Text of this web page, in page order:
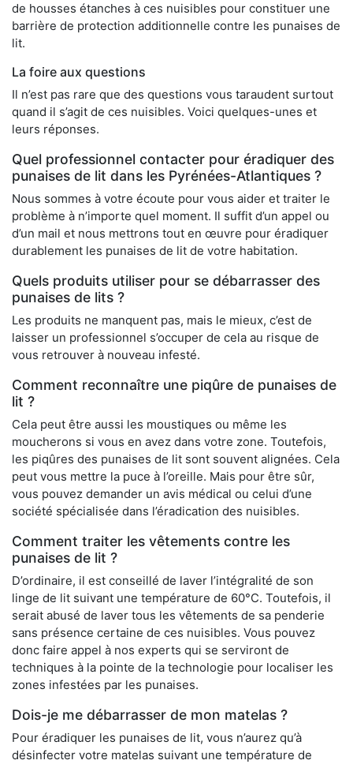
de housses étanches à ces nuisibles pour constituer une
barrière de protection additionnelle contre les punaises de
lit.
La foire aux questions
Il n’est pas rare que des questions vous taraudent surtout
quand il s’agit de ces nuisibles. Voici quelques-unes et
leurs réponses.
Quel professionnel contacter pour éradiquer des
punaises de lit dans les Pyrénées-Atlantiques ?
Nous sommes à votre écoute pour vous aider et traiter le
problème à n’importe quel moment. Il suffit d’un appel ou
d’un mail et nous mettrons tout en œuvre pour éradiquer
durablement les punaises de lit de votre habitation.
Quels produits utiliser pour se débarrasser des
punaises de lits ?
Les produits ne manquent pas, mais le mieux, c’est de
laisser un professionnel s’occuper de cela au risque de
vous retrouver à nouveau infesté.
Comment reconnaître une piqûre de punaises de
lit ?
Cela peut être aussi les moustiques ou même les
moucherons si vous en avez dans votre zone. Toutefois,
les piqûres des punaises de lit sont souvent alignées. Cela
peut vous mettre la puce à l’oreille. Mais pour être sûr,
vous pouvez demander un avis médical ou celui d’une
société spécialisée dans l’éradication des nuisibles.
Comment traiter les vêtements contre les
punaises de lit ?
D’ordinaire, il est conseillé de laver l’intégralité de son
linge de lit suivant une température de 60°C. Toutefois, il
serait abusé de laver tous les vêtements de sa penderie
sans présence certaine de ces nuisibles. Vous pouvez
donc faire appel à nos experts qui se serviront de
techniques à la pointe de la technologie pour localiser les
zones infestées par les punaises.
Dois-je me débarrasser de mon matelas ?
Pour éradiquer les punaises de lit, vous n’aurez qu’à
désinfecter votre matelas suivant une température de